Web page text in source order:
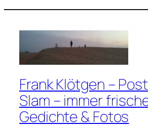
Frank Klötgen –
Slam – immer
Gedichte & Fotos